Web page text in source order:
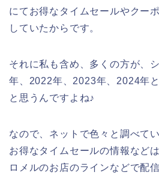
にてお得なタイムセールやクー
していたからです。
それに私も含め、多くの方が、
年、2022年、2023年、2024年
と思うんですよね♪
なので、ネットで色々と調べて
お得なタイムセールの情報など
ロメルのお店のラインなどで配